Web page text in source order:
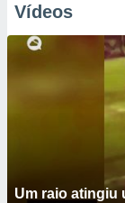
Vídeos
Um raio atingiu